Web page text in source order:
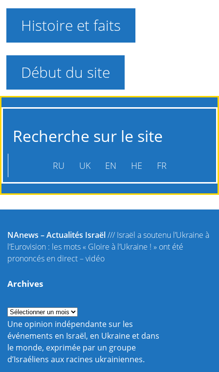
Histoire et faits
Début du site
Recherche sur le site
RU UK EN HE FR
NAnews – Actualités Israël/// Israël a soutenu l’Ukraine à
l’Eurovision : les mots « Gloire à l’Ukraine ! » ont été
prononcés en direct – vidéo
Archives
Une opinion indépendante sur les
événements en Israël, en Ukraine et dans
le monde, exprimée par un groupe
d’Israéliens aux racines ukrainiennes.